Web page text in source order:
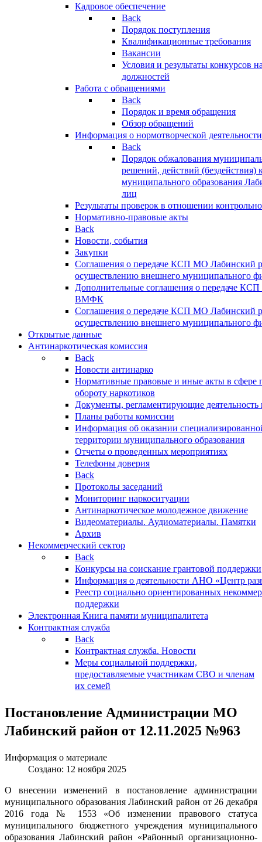
Кадровое обеспечение
Back
Порядок поступления
Квалификационные требования
Вакансии
Условия и результаты конкурсов
должностей
Работа с обращениями
Back
Порядок и время обращения
Обзор обращений
Информация о нормотворческой деятельности
Back
Порядок обжалования
решений, действий (бездействия)
муниципального образования
лиц
Результаты проверок в отношении
Нормативно-правовые акты
Back
Новости, события
Закупки
Соглашения о передаче КСП МО Лабинский
осуществлению внешнего муниципального
Дополнительные соглашения о передаче
ВМФК
Соглашения о передаче КСП МО Лабинский
осуществлению внешнего муниципального
Открытые данные
Антинаркотическая комиссия
Back
Новости антинарко
Нормативные правовые и иные акты в сфере
обороту наркотиков
Документы, регламентирующие деятельность
Планы работы комиссии
Информация об оказании
территории муниципального образования
Отчеты о проведенных мероприятиях
Телефоны доверия
Back
Протоколы заседаний
Мониторинг наркоситуации
Антинаркотическое молодежное движение
Видеоматериалы. Аудиоматериалы. Памятки
Архив
Некоммерческий сектор
Back
Конкурсы на соискание грантовой поддержки
Информация о деятельности АНО «Центр
Реестр социально ориентированных
поддержки
Электронная Книга памяти муниципалитета
Контрактная служба
Back
Контрактная служба. Новости
Меры социальной поддержки,
предоставляемые участникам СВО и членам
их семей
Постановление Администрации МО
Лабинский район от 12.11.2025 №963
Информация о материале
Создано: 12 ноября 2025
О внесении изменений в постановление администрации
муниципального образования Лабинский район от 26 декабря
2016 года № 1553 «Об изменении правового статуса
муниципального бюджетного учреждения муниципального
образования Лабинский район «Районный организационно-